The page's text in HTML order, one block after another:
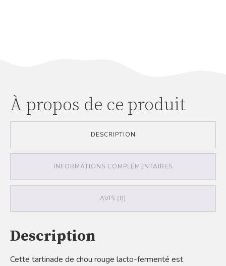
À propos de ce produit
DESCRIPTION
INFORMATIONS COMPLÉMENTAIRES
AVIS (0)
Description
Cette tartinade de chou rouge lacto-fermenté est